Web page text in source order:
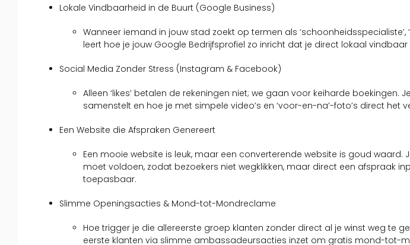
Lokale Vindbaarheid in de Buurt (Google Business)
Wanneer iemand in jouw stad zoekt op termen als
leert hoe je jouw Google Bedrijfsprofiel zo inricht dat je direct lokaal
Social Media Zonder Stress (Instagram & Facebook)
Alleen ‘likes’ betalen de rekeningen niet; we gaan voor keiharde
samenstelt en hoe je met simpele video’s en ‘voor-en-na’-foto’s direct
Een Website die Afspraken Genereert
Een mooie website is leuk, maar een converterende website is goud
moet voldoen, zodat bezoekers niet wegklikken, maar direct een afspraak
toepasbaar.
Slimme Openingsacties & Mond-tot-Mondreclame
Hoe trigger je die allereerste groep klanten zonder direct al je winst weg te
eerste klanten via slimme ambassadeursacties inzet om gratis mond-tot-